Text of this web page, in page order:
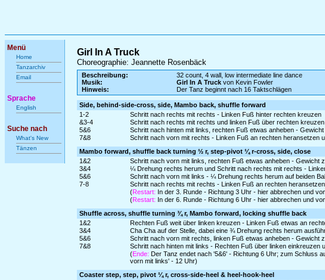
Menü
Home
Tanzarchiv
Email
Sprache
English
Suche nach
What's New
Tänzen
Girl In A Truck
Choreographie: Jeannette Rosenbäck
Beschreibung:
32 count, 4 wall, low intermediate line dance
Musik:
Girl In A Truck von Kevin Fowler
Hinweis:
Der Tanz beginnt nach 16 Taktschlägen
Side, behind-side-cross, side, Mambo back, shuffle forward
1-2
Schritt nach rechts mit rechts - Linken Fuß hinter rechten kreuzen
&3-4
Schritt nach rechts mit rechts und linken Fuß über rechten
5&6
Schritt nach hinten mit links, rechten Fuß etwas anheben -
7&8
Schritt nach vorn mit rechts - Linken Fuß an rechten heransetzen
Mambo forward, shuffle back turning ½ r, step-pivot ¼ r-cross, side, close
1&2
Schritt nach vorn mit links, rechten Fuß etwas anheben - Gewicht
3&4
¼ Drehung rechts herum und Schritt nach rechts mit rechts -
5&6
Schritt nach vorn mit links - ¼ Drehung rechts herum auf beiden
7-8
Schritt nach rechts mit rechts - Linken Fuß an rechten heransetzen
(Restart: In der 3. Runde - Richtung 3 Uhr - hier abbrechen und
(Restart: In der 6. Runde - Richtung 6 Uhr - hier abbrechen und
Shuffle across, shuffle turning ¾ r, Mambo forward, locking shuffle back
1&2
Rechten Fuß weit über linken kreuzen - Linken Fuß etwas an
3&4
Cha Cha auf der Stelle, dabei eine ¾ Drehung rechts herum
5&6
Schritt nach vorn mit rechts, linken Fuß etwas anheben - Gewicht
7&8
Schritt nach hinten mit links - Rechten Fuß über linken einkreuzen
(Ende: Der Tanz endet nach '5&6' - Richtung 6 Uhr; zum Schluss
vorn mit links' - 12 Uhr)
Coaster step, step, pivot ¼ r, cross-side-heel & heel-hook-heel